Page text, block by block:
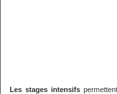
Les stages intensifs